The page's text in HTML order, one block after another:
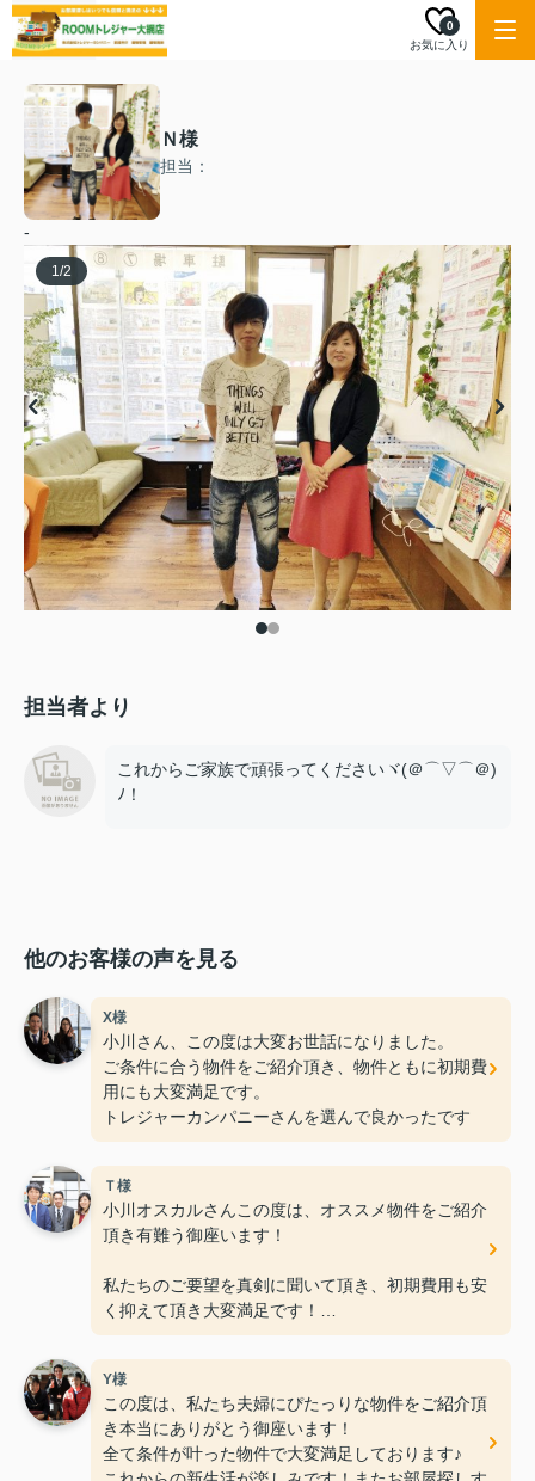
お気に入り
0
Ｎ様
担当：
-
1/2
担当者より
これからご家族で頑張ってくださいヾ(＠⌒▽⌒＠)
ﾉ！
他のお客様の声を見る
X様
小川さん、この度は大変お世話になりました。
ご条件に合う物件をご紹介頂き、物件ともに初期費
用にも大変満足です。
トレジャーカンパニーさんを選んで良かったです
Ｔ様
小川オスカルさんこの度は、オススメ物件をご紹介
頂き有難う御座います！
私たちのご要望を真剣に聞いて頂き、初期費用も安
く抑えて頂き大変満足です！
何社か不動産会社に行きましたが、ＲＯＯＭトレジ
ャー大網店さんの親切丁寧な接客
が一番良く、こんなに早く素敵なお部屋に巡り合え
ると思いませんでした。（笑）
Y様
この度は、私たち夫婦にぴたっりな物件をご紹介頂
き本当にありがとう御座います！
全て条件が叶った物件で大変満足しております♪